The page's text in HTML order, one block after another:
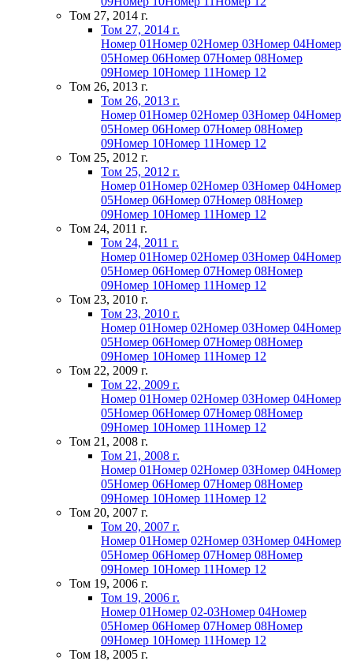
Том 27, 2014 г.
Том 27, 2014 г.
Номер 01Номер 02Номер 03Номер 04Номер
05Номер 06Номер 07Номер 08Номер
09Номер 10Номер 11Номер 12
Том 26, 2013 г.
Том 26, 2013 г.
Номер 01Номер 02Номер 03Номер 04Номер
05Номер 06Номер 07Номер 08Номер
09Номер 10Номер 11Номер 12
Том 25, 2012 г.
Том 25, 2012 г.
Номер 01Номер 02Номер 03Номер 04Номер
05Номер 06Номер 07Номер 08Номер
09Номер 10Номер 11Номер 12
Том 24, 2011 г.
Том 24, 2011 г.
Номер 01Номер 02Номер 03Номер 04Номер
05Номер 06Номер 07Номер 08Номер
09Номер 10Номер 11Номер 12
Том 23, 2010 г.
Том 23, 2010 г.
Номер 01Номер 02Номер 03Номер 04Номер
05Номер 06Номер 07Номер 08Номер
09Номер 10Номер 11Номер 12
Том 22, 2009 г.
Том 22, 2009 г.
Номер 01Номер 02Номер 03Номер 04Номер
05Номер 06Номер 07Номер 08Номер
09Номер 10Номер 11Номер 12
Том 21, 2008 г.
Том 21, 2008 г.
Номер 01Номер 02Номер 03Номер 04Номер
05Номер 06Номер 07Номер 08Номер
09Номер 10Номер 11Номер 12
Том 20, 2007 г.
Том 20, 2007 г.
Номер 01Номер 02Номер 03Номер 04Номер
05Номер 06Номер 07Номер 08Номер
09Номер 10Номер 11Номер 12
Том 19, 2006 г.
Том 19, 2006 г.
Номер 01Номер 02-03Номер 04Номер
05Номер 06Номер 07Номер 08Номер
09Номер 10Номер 11Номер 12
Том 18, 2005 г.